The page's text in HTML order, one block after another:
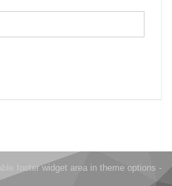
footer widget area in theme options -